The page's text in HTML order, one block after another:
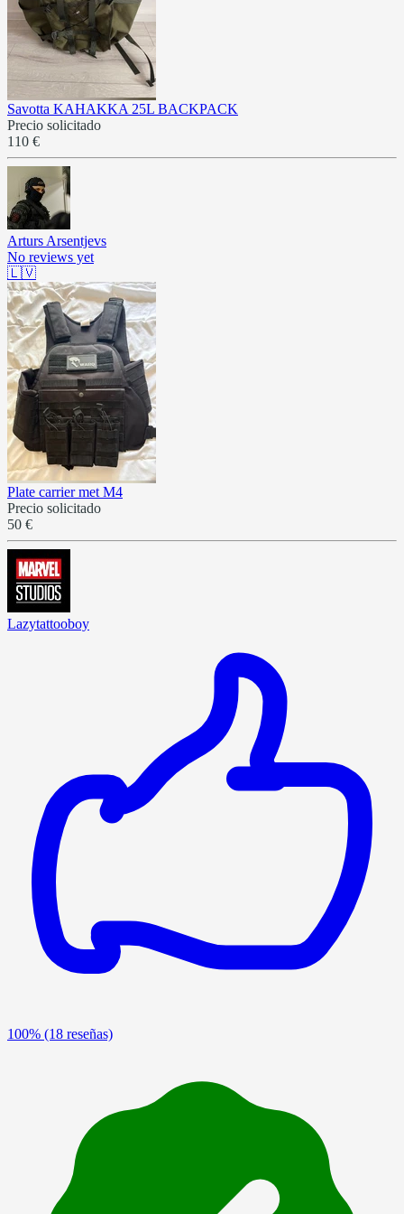
Savotta KAHAKKA 25L BACKPACK
Precio solicitado
110 €
Arturs Arsentjevs
No reviews yet
🇱🇻
Plate carrier met M4
Precio solicitado
50 €
Lazytattooboy
100% (18 reseñas)